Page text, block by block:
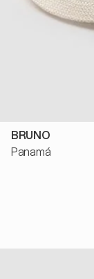
BRUNO
Panamá